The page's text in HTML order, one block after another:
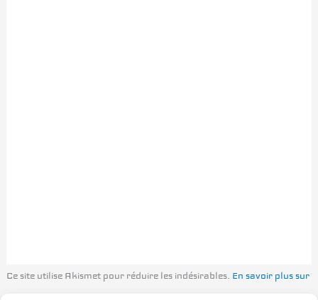
Ce site utilise Akismet pour réduire les indésirables. En savoir plus sur